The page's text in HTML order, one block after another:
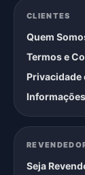
CLIENTES
Quem
Termos e
Privacidade
Seja